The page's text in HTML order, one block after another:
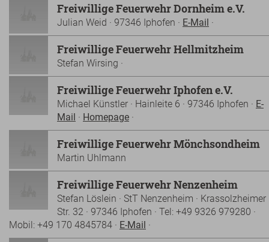
Freiwillige Feuerwehr Dornheim e.V.
Julian Weid · 97346 Iphofen · E-Mail ·
Freiwillige Feuerwehr Hellmitzheim
Stefan Wirsing ·
Freiwillige Feuerwehr Iphofen e.V.
Michael Künstler · Hainleite 6 · 97346 Iphofen · E-
Mail · Homepage ·
Freiwillige Feuerwehr Mönchsondheim
Martin Uhlmann
Freiwillige Feuerwehr Nenzenheim
Stefan Löslein · StT Nenzenheim · Krassolzheimer
Str. 32 · 97346 Iphofen · Tel: +49 9326 979280 ·
Mobil: +49 170 4845784 · E-Mail ·